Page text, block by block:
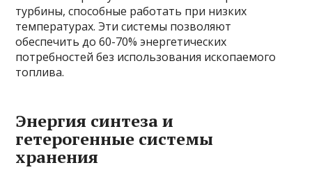
турбины, способные работать при низких
температурах. Эти системы позволяют
обеспечить до 60-70% энергетических
потребностей без использования ископаемого
топлива.
Энергия синтеза и
гетерогенные системы
хранения